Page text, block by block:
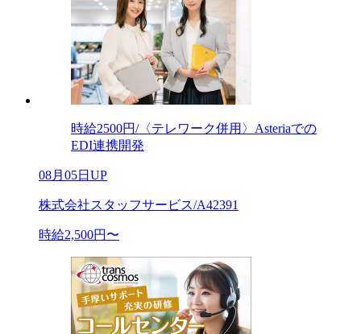
時給2500円/〈テレワーク併用〉Asteriaでの
EDI連携開発
08月05日UP
株式会社スタッフサービス/A42391
時給2,500円〜